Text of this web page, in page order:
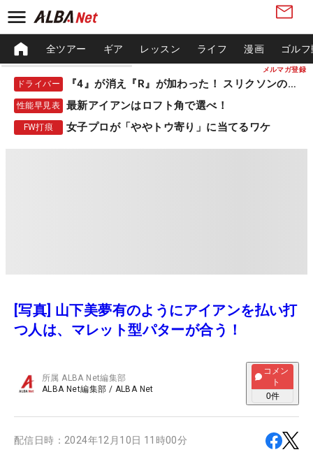
メルマガ登録
全ツアー ギア レッスン ライフ 漫画 ゴル
ドライバー 『4』が消え『R』が加わった！ スリクソンの新作
性能早見表 最新アイアンはロフト角で選べ！
FW打痕 女子プロが「ややトウ寄り」に当てるワケ
[写真] 山下美夢有のようにアイアンを払い打
つ人は、マレット型パターが合う！
所属ALBA Net編集部
ALBA Net編集部 / ALBA Net
コメン
ト
0件
配信日時： 2024年12月10日 11時00分